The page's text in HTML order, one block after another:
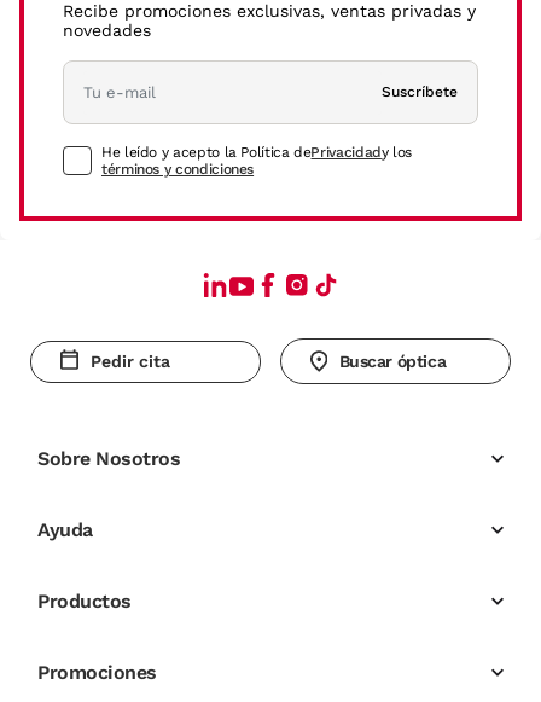
Recibe promociones exclusivas, ventas privadas y
novedades
Suscríbete
He leído y acepto la Política dePrivacidady los
términos y condiciones
Pedir cita Buscar óptica
Sobre Nosotros
Ayuda
Productos
Promociones